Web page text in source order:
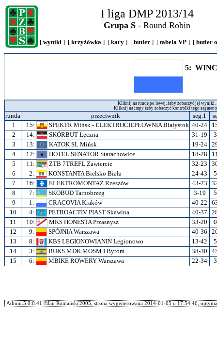
I liga DMP 2013/14
Grupa S - Round Robin
[ wyniki ] [ krzyżówka ] [ kary ] [ butler ] [ tabela VP ] [ butler
5:
Kliknij na rundę po lewej, żeby zobaczyć jej wyniki.
Kliknij na impy żeby zobaczyć kontrolki tego
runda przeciwnik seg.1
1
15: SPEKTR Mińsk - ELEKTROCIEPŁOWNIA Białystok 40-24
2
14: SKÓRBUT Łęczna 31-19
3
13: KATOK SL Mińsk 19-24
4
12: HOTEL SENATOR Starachowice 18-28
5
11: ZTB 7TREFL Zawiercie 32-23
6
2: KONSTANTA Bielsko Biała 24-43
7
16: ELEKTROMONTAŻ Rzeszów 43-23
8
7: SKOBUD Tarnobrzeg 3-19
9
1: CRACOVIA Kraków 40-22
10
4: PETROACTIV PIAST Skawina 40-37
11
10: MKS HONESTA Przasnysz 33-20
12
9: SPÓJNIA Warszawa 40-36
13
8: KBS LEGIONOWIANIN Legionowo 13-42
14
3: BUKS MDK MOSM I Bytom 38-30
15
6: MBIKE ROWERY Warszawa 22-34
Admin.5.0.0.41 ©Jan Romański'2005, strona wygenerowana 2014-01-05 o 17:54:46,